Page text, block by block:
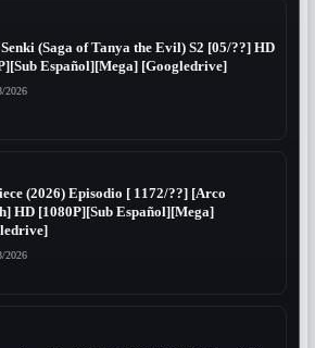
(Saga of Tanya the Evil) S2 [05/??] HD
Español][Mega] [Googledrive]
2026
(2026) Episodio [ 1172/??] [Arco
HD [1080P][Sub Español][Mega]
2026